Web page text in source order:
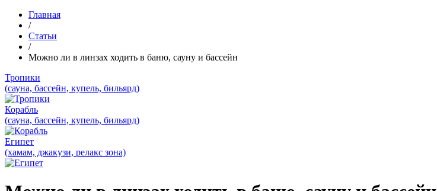
Главная
/
Статьи
/
Можно ли в линзах ходить в баню, сауну и бассейн
Тропики
(сауна, бассейн, купель, бильярд)
Корабль
(сауна, бассейн, купель, бильярд)
Египет
(хамам, джакузи, релакс зона)